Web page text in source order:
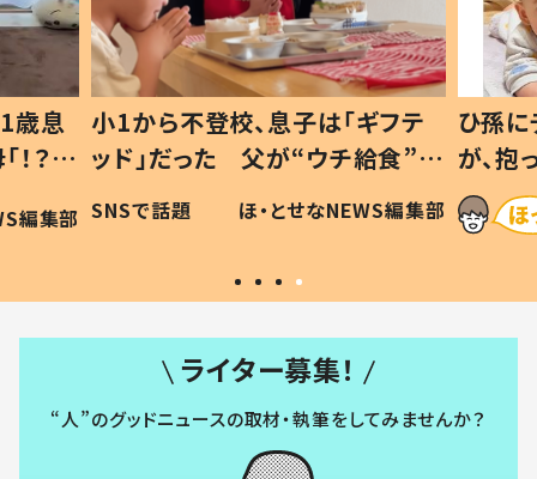
歳息
？」
編集部
小1から不登校、息子は「ギフテ
ッド」だった 父が“ウチ給食”を
作り続ける理由とは #令和の親
#令和の子
SNSで話題 ほ・とせなNEWS編集部
ひ孫
が、
「涙が
い」
ライター募集！
“人”のグッドニュースの取材・執筆をしてみませんか？